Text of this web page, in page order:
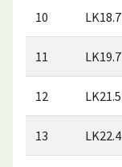
10 LK18.7
11 LK19.7
12 LK21.5
13 LK22.4